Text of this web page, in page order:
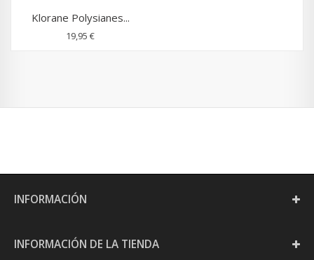
Klorane Polysianes...
19,95 €
INFORMACIÓN
INFORMACIÓN DE LA TIENDA